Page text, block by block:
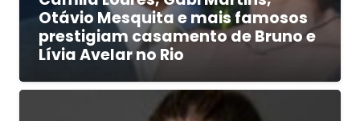
Otávio Mesquita e mais famosos
prestigiam casamento de Bruno e
Lívia Avelar no Rio